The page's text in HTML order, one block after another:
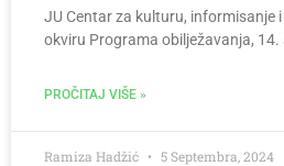
JU Centar za kulturu, informisanje
okviru Programa obilježavanja,
PROČITAJ VIŠE »
Ramiza Hadžić 5 Septembra, 2024